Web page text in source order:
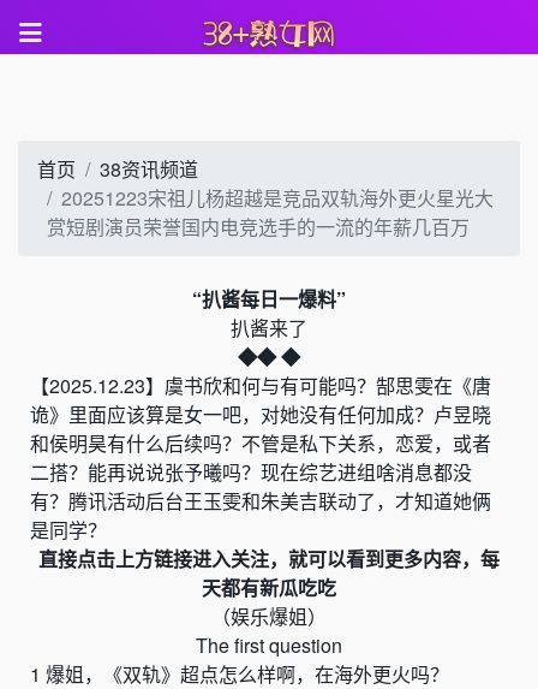
首页
38资讯频道
20251223宋祖儿杨超越是竞品双轨海外更火星光大
赏短剧演员荣誉国内电竞选手的一流的年薪几百万
“扒酱每日一爆料”
扒酱来了
◆◆◆
【2025.12.23】 虞书欣和何与有可能吗？ 郜思雯在 《唐
诡》 里面应该算是女一吧，对她没有任何加成？ 卢昱晓
和侯明昊有什么后续吗？ 不管是私下关系， 恋爱， 或者
二搭？ 能再说说张予曦吗？现在综艺进组啥消息都没
有？ 腾讯活动后台王玉雯和朱美吉联动了，才知道她俩
是同学？
直接点击上方链接进入关注，就可以看到更多内容，每
天都有新瓜吃吃
（娱乐爆姐）
The first question
1 爆姐， 《双轨》 超点怎么样啊，在海外更火吗？